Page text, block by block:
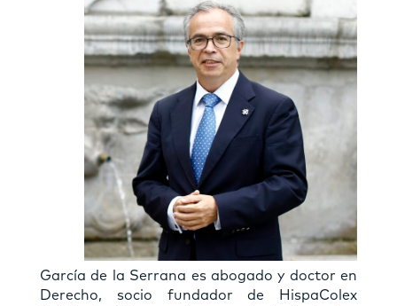
García de la Serrana es abogado y doctor en
Derecho, socio fundador de HispaColex